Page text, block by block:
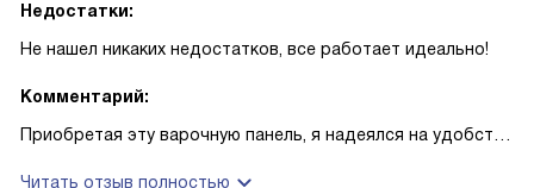
Недостатки:
Не нашел никаких недостатков, все работает идеально!
Комментарий:
Приобретая эту варочную панель, я надеялся на удобство
Читать отзыв полностью